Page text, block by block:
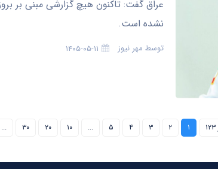
عراق گفت: تاکنون هیچ گزارشی مبنی بر
نشده است.
توسط مهر نیوز ۱۴۰۵-۰۵-۱۱
۱ ۲ ۳ ۴ ۵ ... ۱۰ ۲۰ ۳۰ ...